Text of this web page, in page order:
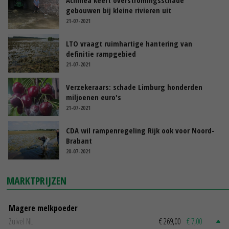
gebouwen bij kleine rivieren uit
21-07-2021
LTO vraagt ruimhartige hantering van
definitie rampgebied
21-07-2021
Verzekeraars: schade Limburg honderden
miljoenen euro's
21-07-2021
CDA wil rampenregeling Rijk ook voor Noord-
Brabant
20-07-2021
MARKTPRIJZEN
Magere melkpoeder
Zuivel NL
€ 269,00 € 7,00